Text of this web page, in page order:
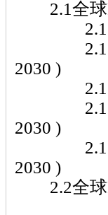
2.1全球
2.1.1全
2.1.2全
2030 )
2.1.3中
2.1.4中
2030 )
2.1.5中
2030 )
2.2全球